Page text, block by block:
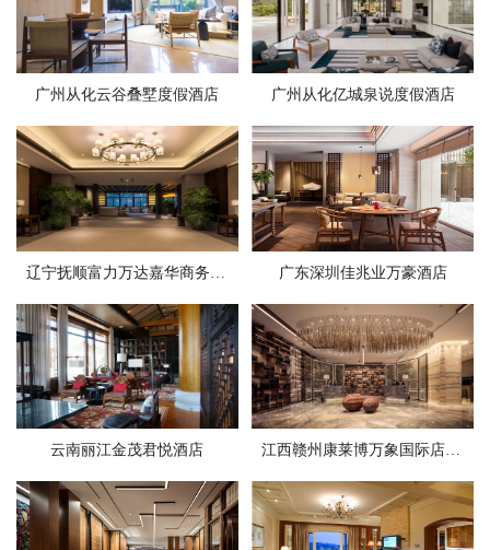
广州从化云谷叠墅度假酒店 广州从化亿城泉说度假酒店
广东深圳佳兆业万豪酒店
云南丽江金茂君悦酒店 江西赣州康莱博万象国际店软装